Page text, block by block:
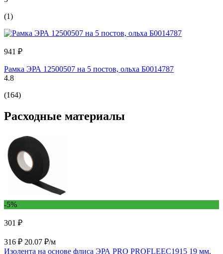
(1)
941 ₽
Рамка ЭРА 12500507 на 5 постов, ольха Б0014787
4.8
(164)
Расходные материалы
-5%
301 ₽
316 ₽ 20.07 ₽/м
Изолента на основе флиса ЭРА PRO PROFLEEC1915 19 мм,